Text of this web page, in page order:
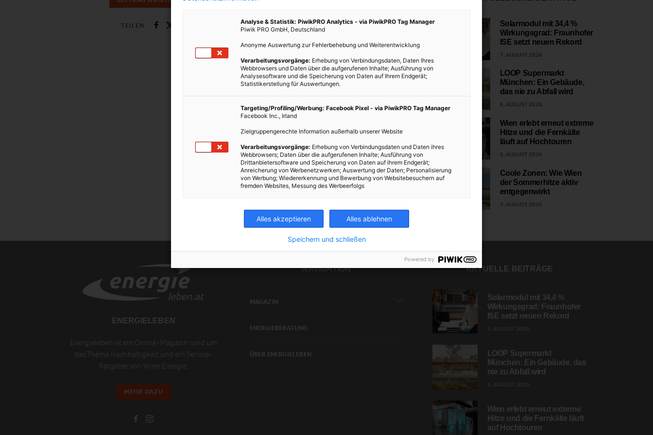
TEILEN
Solarmodul mit 34,4 %
Wirkungsgrad: Fraunhofer
ISE setzt neuen Rekord
7. AUGUST 2026
LOOP Supermarkt
München: Ein Gebäude,
das nie zu Abfall wird
6. AUGUST 2026
Wien erlebt erneut extreme
Hitze und die Fernkälte
läuft auf Hochtouren
5. AUGUST 2026
Coole Zonen: Wie Wien
der Sommerhitze aktiv
entgegenwirkt
3. AUGUST 2026
ENERGIELEBEN
Energieleben ist ein Online-Magazin rund um
das Thema Nachhaltigkeit und ein Service-
Ratgeber von Wien Energie.
MEHR DAZU
NAVIGATION
MAGAZIN
ENERGIEBERATUNG
ÜBER ENERGIELEBEN
AKTUELLE BEITRÄGE
Solarmodul mit 34,4 %
Wirkungsgrad: Fraunhofer
ISE setzt neuen Rekord
LOOP Supermarkt
München: Ein Gebäude, das
nie zu Abfall wird
Wien erlebt erneut extreme
Hitze und die Fernkälte läuft
auf Hochtouren
Analyse & Statistik: PiwikPRO Analytics - via PiwikPRO Tag Manager
Piwik PRO GmbH, Deutschland
Anonyme Auswertung zur Fehlerbehebung und Weiterentwicklung
Verarbeitungsvorgänge: Erhebung von Verbindungsdaten, Daten Ihres
Webbrowsers und Daten über die aufgerufenen Inhalte; Ausführung von
Analysesoftware und die Speicherung von Daten auf Ihrem Endgerät;
Statistikerstellung für Auswertungen.
Targeting/Profiling/Werbung: Facebook Pixel - via PiwikPRO Tag Manager
Facebook Inc., Irland
Zielgruppengerechte Information außerhalb unserer Website
Verarbeitungsvorgänge: Erhebung von Verbindungsdaten und Daten ihres
Webbrowsers; Daten über die aufgerufenen Inhalte; Ausführung von
Drittanbietersoftware und Speicherung von Daten auf ihrem Endgerät;
Anreicherung von Werbenetzwerken; Auswertung der Daten; Personalisierung
von Werbung; Wiedererkennung und Bewerbung von Websitebesuchern auf
fremden Websites, Messung des Werbeerfolgs
Alles akzeptieren Alles ablehnen
Speichern und schließen
Powered by